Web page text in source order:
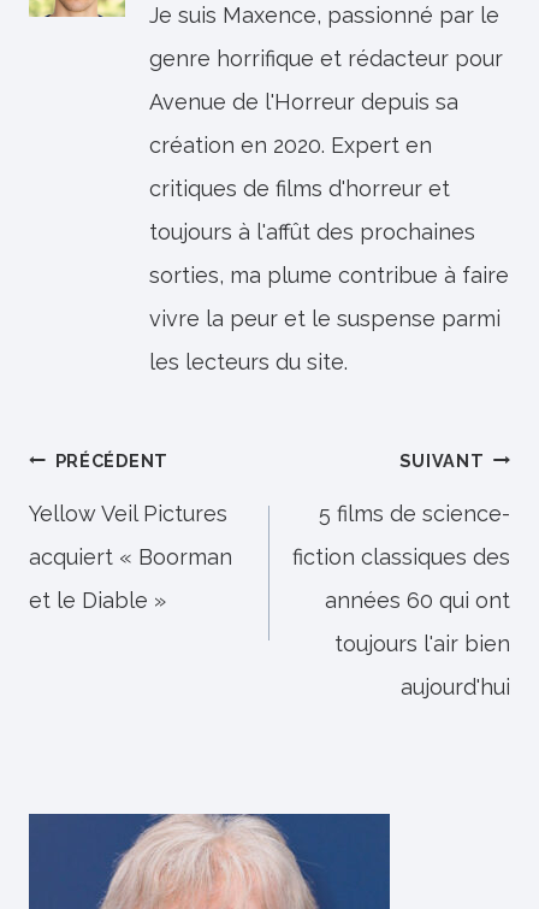
Je suis Maxence, passionné par le
genre horrifique et rédacteur pour
Avenue de l'Horreur depuis sa
création en 2020. Expert en
critiques de films d'horreur et
toujours à l'affût des prochaines
sorties, ma plume contribue à faire
vivre la peur et le suspense parmi
les lecteurs du site.
Navigation
de
l’article
PRÉCÉDENT
Yellow Veil Pictures
acquiert « Boorman
et le Diable »
SUIVANT
5 films de science-
fiction classiques des
années 60 qui ont
toujours l'air bien
aujourd'hui